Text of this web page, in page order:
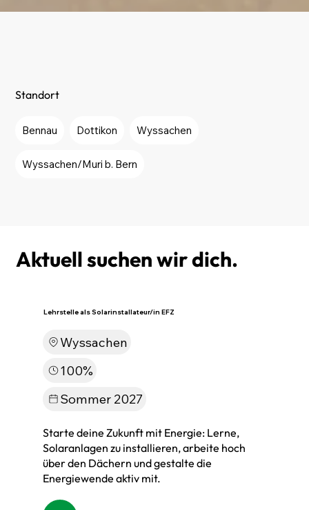
Standort
Bennau Dottikon Wyssachen
Wyssachen/Muri b. Bern
Aktuell suchen wir dich.
Lehrstelle als Solarinstallateur/in EFZ
Wyssachen
100%
Sommer 2027
Starte deine Zukunft mit Energie: Lerne,
Solaranlagen zu installieren, arbeite hoch
über den Dächern und gestalte die
Energiewende aktiv mit.